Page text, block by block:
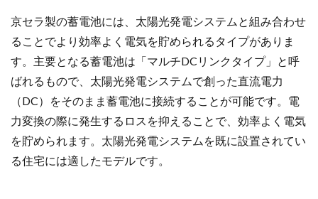
京セラ製の蓄電池には、太陽光発電システムと組み合わせ
ることでより効率よく電気を貯められるタイプがありま
す。主要となる蓄電池は「マルチDCリンクタイプ」と呼
ばれるもので、太陽光発電システムで創った直流電力
（DC）をそのまま蓄電池に接続することが可能です。 電
力変換の際に発生するロスを抑えることで、効率よく電気
を貯められます。太陽光発電システムを既に設置されてい
る住宅には適したモデルです。